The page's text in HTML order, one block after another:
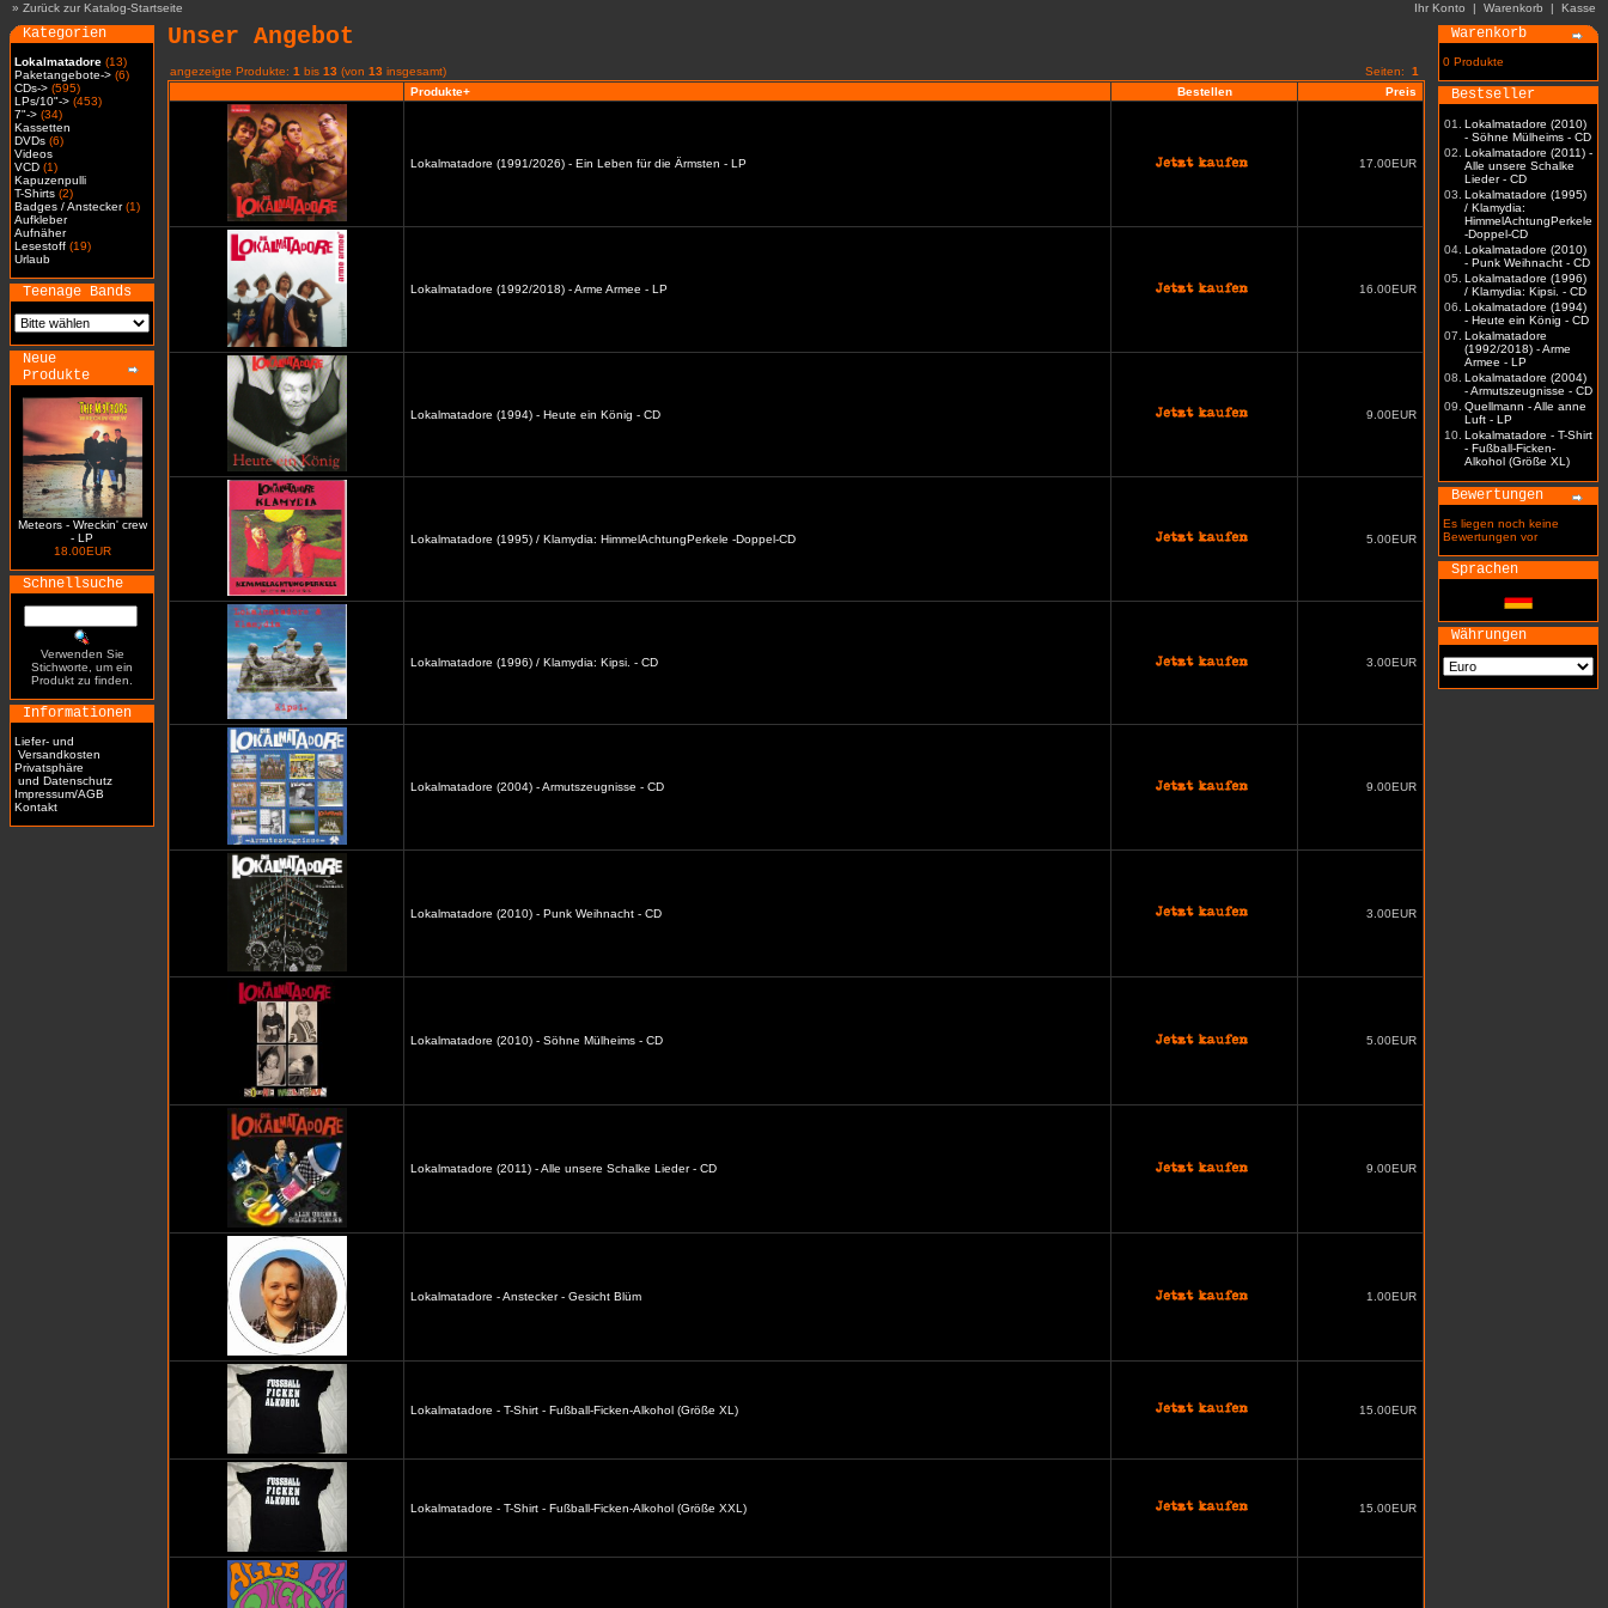
» Zurück zur Katalog-Startseite Ihr Konto | Warenkorb | Kasse
Kategorien
Lokalmatadore (13)
Paketangebote-> (6)
CDs-> (595)
LPs/10"-> (453)
7"-> (34)
Kassetten
DVDs (6)
Videos
VCD (1)
Kapuzenpulli
T-Shirts (2)
Badges / Anstecker(1)
Aufkleber
Aufnäher
Lesestoff (19)
Urlaub
Teenage Bands
Neue
Produkte
Meteors - Wreckin' crew
- LP
18.00EUR
Schnellsuche
Verwenden Sie
Stichworte, um ein
Produkt zu finden.
Informationen
Liefer- und
Versandkosten
Privatsphäre
und Datenschutz
Impressum/AGB
Kontakt
Unser Angebot
angezeigte Produkte: 1 bis 13 (von 13 insgesamt) Seiten: 1
Produkte+
Bestellen Preis
Lokalmatadore (1991/2026) - Ein Leben für die Ärmsten - LP 17.00EUR
Lokalmatadore (1992/2018) - Arme Armee - LP 16.00EUR
Lokalmatadore (1994) - Heute ein König - CD 9.00EUR
Lokalmatadore (1995) / Klamydia: HimmelAchtungPerkele -Doppel-CD 5.00EUR
Lokalmatadore (1996) / Klamydia: Kipsi. - CD 3.00EUR
Lokalmatadore (2004) - Armutszeugnisse - CD 9.00EUR
Lokalmatadore (2010) - Punk Weihnacht - CD 3.00EUR
Lokalmatadore (2010) - Söhne Mülheims - CD 5.00EUR
Lokalmatadore (2011) - Alle unsere Schalke Lieder - CD 9.00EUR
Lokalmatadore - Anstecker - Gesicht Blüm 1.00EUR
Lokalmatadore - T-Shirt - Fußball-Ficken-Alkohol (Größe XL) 15.00EUR
Lokalmatadore - T-Shirt - Fußball-Ficken-Alkohol (Größe XXL) 15.00EUR
Warenkorb
0 Produkte
Bestseller
01.
Lokalmatadore (2010)
- Söhne Mülheims - CD
02. Lokalmatadore (2011) -
Alle unsere Schalke
Lieder - CD
03. Lokalmatadore (1995)
/ Klamydia:
HimmelAchtungPerkele
-Doppel-CD
04. Lokalmatadore (2010)
- Punk Weihnacht - CD
05. Lokalmatadore (1996)
/ Klamydia: Kipsi. - CD
06. Lokalmatadore (1994)
- Heute ein König - CD
07. Lokalmatadore
(1992/2018) - Arme
Armee - LP
08. Lokalmatadore (2004)
- Armutszeugnisse - CD
09. Quellmann - Alle anne
Luft - LP
10. Lokalmatadore - T-Shirt
- Fußball-Ficken-
Alkohol (Größe XL)
Bewertungen
Es liegen noch keine
Bewertungen vor
Sprachen
Währungen